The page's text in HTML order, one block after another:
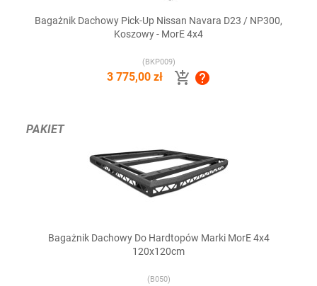
Bagażnik Dachowy Pick-Up Nissan Navara D23 / NP300,
Koszowy - MorE 4x4
(BKP009)
3 775,00 zł  
Bagażnik Dachowy Do Hardtopów Marki MorE 4x4
120x120cm
(B050)
PAKIET